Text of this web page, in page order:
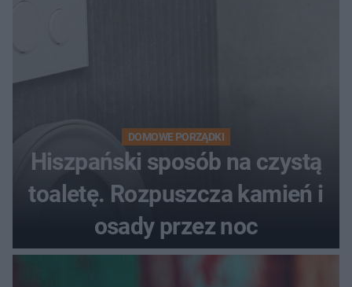
DOMOWE PORZĄDKI
Hiszpański sposób na czystą
toaletę. Rozpuszcza kamień i
osady przez noc